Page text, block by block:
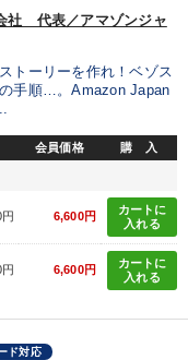
社 代表／アマゾンジャ
トーリーを作れ！ベゾス
手順…。Amazon Japan
会員価格 購 入
6,600円
カートに
入れる
6,600円
カートに
入れる
ド対応